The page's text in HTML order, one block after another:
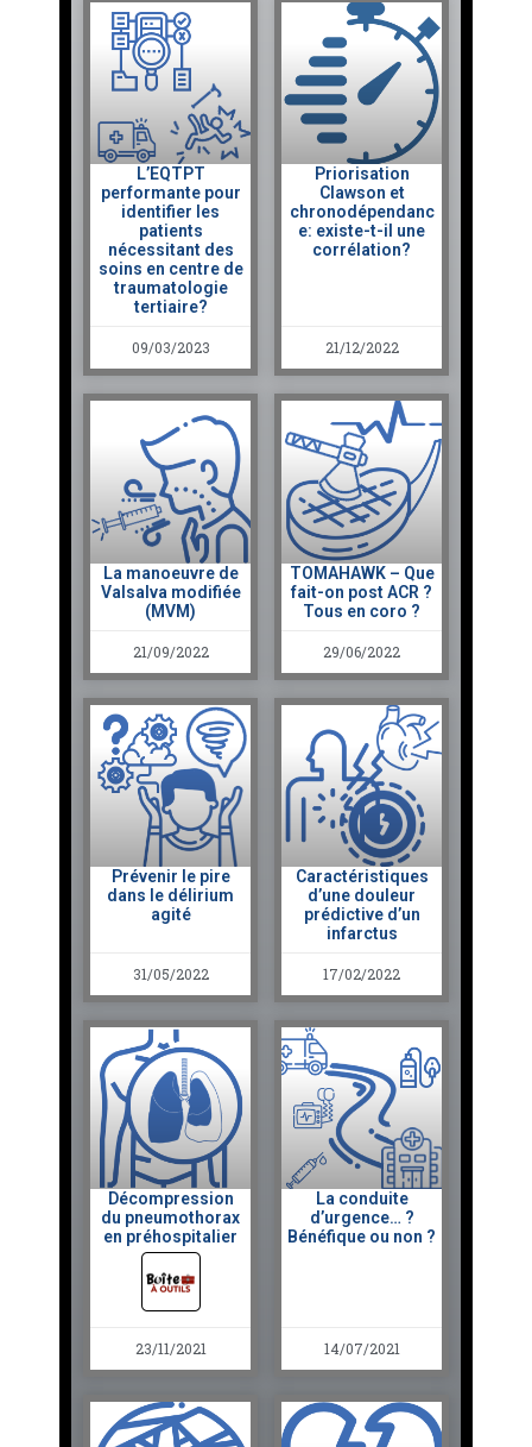
L’EQTPT
performante pour
identifier les
patients
nécessitant des
soins en centre de
traumatologie
tertiaire?
09/03/2023
Priorisation
Clawson et
chronodépendanc
e: existe-t-il une
corrélation?
21/12/2022
La manoeuvre de
Valsalva modifiée
(MVM)
21/09/2022
TOMAHAWK – Que
fait-on post ACR ?
Tous en coro ?
29/06/2022
Prévenir le pire
dans le délirium
agité
31/05/2022
Caractéristiques
d’une douleur
prédictive d’un
infarctus
17/02/2022
Décompression
du pneumothorax
en préhospitalier
23/11/2021
La conduite
d’urgence… ?
Bénéfique ou non ?
14/07/2021